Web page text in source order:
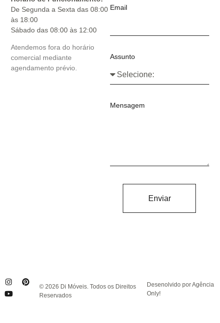
De Segunda a Sexta das 08:00
às 18:00
Sábado das 08:00 às 12:00
Atendemos fora do horário
comercial mediante
agendamento prévio.
Email
Assunto
Mensagem
Enviar
© 2026 Di Móveis. Todos os Direitos
Reservados
Desenolvido por Agência
Only!